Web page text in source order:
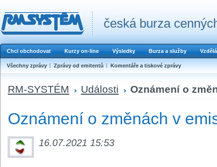
česká burza
Chci obchodovat Kurzy on-line Výsledky Burza a služby
Všechny zprávy Zprávy od emitentů Komentáře a tiskové zprávy
RM-SYSTÉM Události Oznámení o
Oznámení o změnách v
16.07.2021 15:53